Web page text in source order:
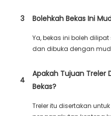
3 Bolehkah Bekas Ini
Ya, bekas ini boleh
dan dibuka dengan
4
Apakah Tujuan Treler
Bekas?
Treler itu disertakan